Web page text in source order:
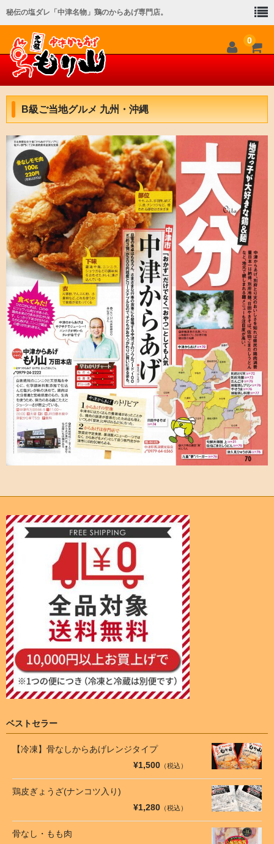
秘伝の塩ダレ「中津名物」鶏のからあげ専門店。
0
ホーム
店舗一覧
会社概要
オンラインショップ
メディア紹介
お問い合わせ
B級ご当地グルメ 九州・沖縄
ベストセラー
【冷凍】骨なしからあげレンジタイプ
¥1,500（税込）
鶏皮ぎょうざ(ナンコツ入り)
¥1,280（税込）
骨なし・もも肉